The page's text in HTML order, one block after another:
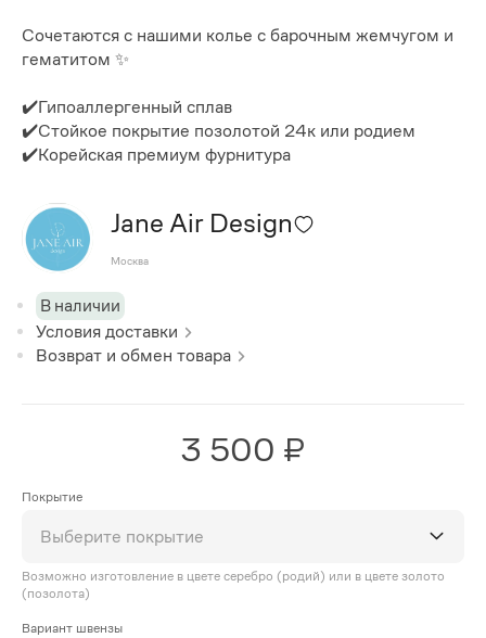
Сочетаются с нашими колье с барочным жемчугом и
гематитом ✨
✔️Гипоаллергенный сплав
✔️Стойкое покрытие позолотой 24к или родием
✔️Корейская премиум фурнитура
Jane Air Design
Москва
В наличии
Условия доставки
Возврат и обмен товара
3 500 ₽
Покрытие
Выберите покрытие
Возможно изготовление в цвете серебро (родий) или в цвете золото
(позолота)
Вариант швензы